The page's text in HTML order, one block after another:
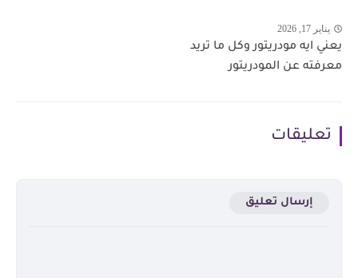
يناير 17, 2026
يعني ايه مودريتور وكل ما تريد
معرفته عن المودريتور
تعليقات
إرسال تعليق